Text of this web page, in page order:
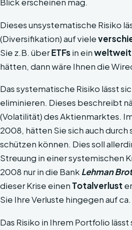
Dieses unsystematische Risiko
(Diversifikation) auf viele
Sie z.B. überETFsin ein
hätten, dann wäre Ihnen die
Das systematische Risiko lässt
eliminieren. Dieses beschreibt
(Volatilität) des Aktienmarktes.
2008, hätten Sie sich auch
schützen können. Dies soll
Streuung in einer systemischen
2008 nur in die BankLehman
dieser Krise einen Totalverlust
Sie Ihre Verluste hingegen auf
Das Risiko in Ihrem Portfolio